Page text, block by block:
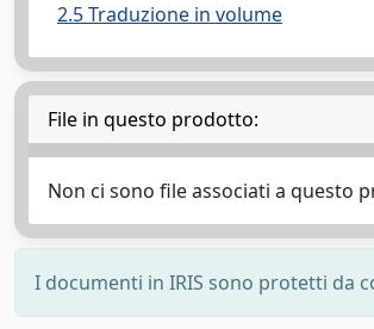
2.5 Traduzione in volume
File in questo prodotto:
Non ci sono file associati a questo
I documenti in IRIS sono protetti da